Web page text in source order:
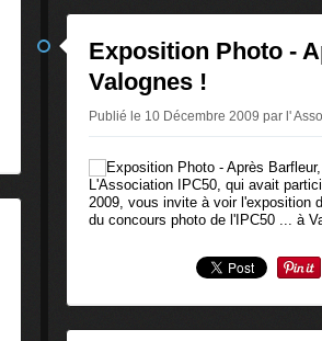
Exposition Photo -
Valognes !
Publié le 10 Décembre 2009 par l'
L'Association IPC50, qui avait
2009, vous invite à voir l'exposition
du concours photo de l'IPC50 ... à